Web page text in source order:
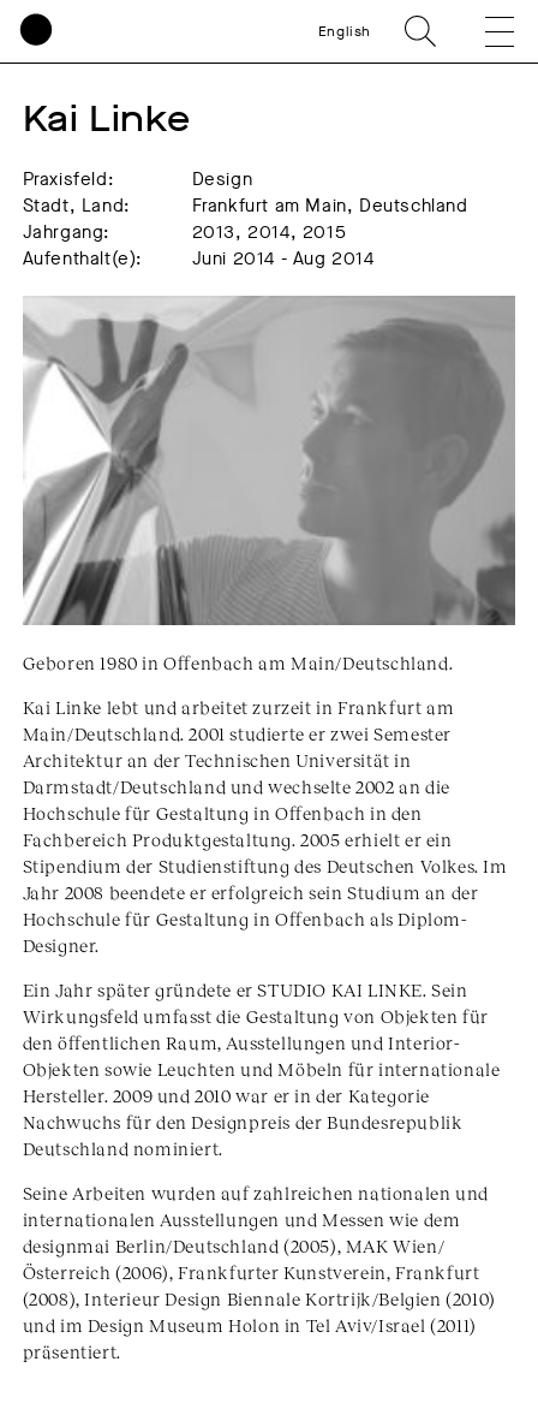
English
Kai Linke
Praxisfeld:
Design
Stadt, Land:
Frankfurt am Main, Deutschland
Jahrgang:
2013, 2014, 2015
Aufenthalt(e):
Juni 2014 - Aug 2014
Geboren 1980 in Offenbach am Main/Deutschland.
Kai Linke lebt und arbeitet zurzeit in Frankfurt am
Main/Deutschland. 2001 studierte er zwei Semester
Architektur an der Technischen Universität in
Darmstadt/Deutschland und wechselte 2002 an die
Hochschule für Gestaltung in Offenbach in den
Fachbereich Produktgestaltung. 2005 erhielt er ein
Stipendium der Studienstiftung des Deutschen Volkes. Im
Jahr 2008 beendete er erfolgreich sein Studium an der
Hochschule für Gestaltung in Offenbach als Diplom-
Designer.
Ein Jahr später gründete er STUDIO KAI LINKE. Sein
Wirkungsfeld umfasst die Gestaltung von Objekten für
den öffentlichen Raum, Ausstellungen und Interior-
Objekten sowie Leuchten und Möbeln für internationale
Hersteller. 2009 und 2010 war er in der Kategorie
Nachwuchs für den Designpreis der Bundesrepublik
Deutschland nominiert.
Seine Arbeiten wurden auf zahlreichen nationalen und
internationalen Ausstellungen und Messen wie dem
designmai Berlin/Deutschland (2005), MAK Wien/
Österreich (2006), Frankfurter Kunstverein, Frankfurt
(2008), Interieur Design Biennale Kortrijk/Belgien (2010)
und im Design Museum Holon in Tel Aviv/Israel (2011)
präsentiert.